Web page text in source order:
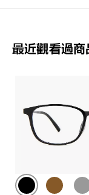
最近觀看過商